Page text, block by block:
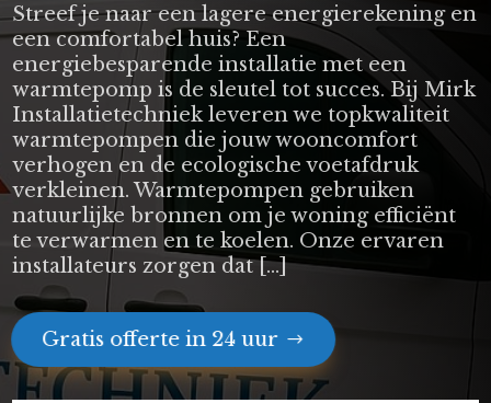
Streef je naar een lagere energierekening en
een comfortabel huis? Een
energiebesparende installatie met een
warmtepomp is de sleutel tot succes. Bij Mirk
Installatietechniek leveren we topkwaliteit
warmtepompen die jouw wooncomfort
verhogen en de ecologische voetafdruk
verkleinen. Warmtepompen gebruiken
natuurlijke bronnen om je woning efficiënt
te verwarmen en te koelen. Onze ervaren
installateurs zorgen dat […]
Gratis offerte in 24 uur